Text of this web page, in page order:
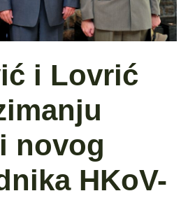
i Lovrić
novog
HKoV-